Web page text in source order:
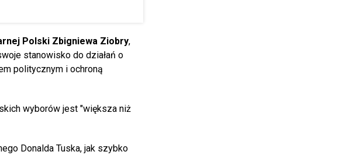
Polski Zbigniewa Ziobry,
stanowisko do działań o
politycznym i ochroną
wyborów jest "większa niż
Donalda Tuska, jak szybko